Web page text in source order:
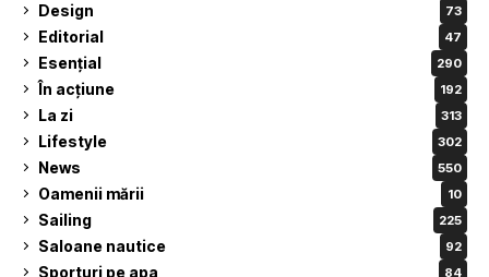
Design 73
Editorial 47
Esențial 290
În acțiune 192
La zi 313
Lifestyle 302
News 550
Oamenii mării 10
Sailing 225
Saloane nautice 92
Sporturi pe apa 84